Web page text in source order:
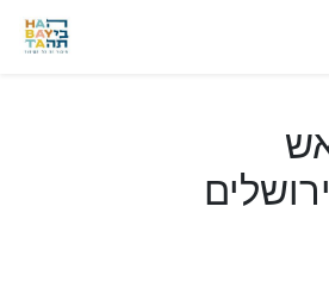
ירושלים